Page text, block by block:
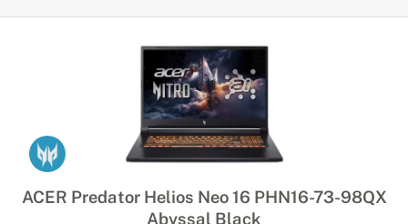
ACER Predator Helios Neo 16 PHN16-73-98QX
Abyssal Black